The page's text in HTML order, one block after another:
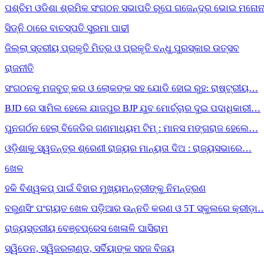
ପଶ୍ଚିମ ଓଡିଶା ଶ୍ରମିକ ସଂଗଠନ ସଭାପତି ରୂପେ ଗଜେନ୍ଦ୍ର ଭୋଇ
ସିଡ୍‌ନି ଠାରେ ବାଚସ୍ପତି ସୁରମା ପାଢୀ
ଜିଲ୍ଲା ସ୍ତରୀୟ ପ୍ରକୃତି ମିତ୍ର ଓ ପ୍ରକୃତି ବନ୍ଧୁ ପୁରସ୍କାର ଉତ୍ସବ
ରାଜନୀତି
ସଂଗଠନକୁ ମଜବୁତ୍ କର ଓ ଲୋକଙ୍କ ସହ ଯୋଡି ହୋଇ ରୁହ: ରାଷ୍ଟ୍ରୀୟ…
BJD ରେ ସାମିଲ ହେଲେ ଯାଜପୁର BJP ଯୁବ ମୋର୍ଚ୍ଚାର ଦୁଇ ପଦାଧିକାରୀ…
ପୁନଗର୍ଠନ ହେଲା ବିଜେଡିର ଗଣମାଧ୍ୟମ ଟିମ୍ : ମାନସ ମଙ୍ଗରାଜ ହେଲେ…
ଓଡ଼ିଶାକୁ ସ୍ୱତନ୍ତ୍ର ଶ୍ରେଣୀ ରାଜ୍ୟର ମାନ୍ୟତା ଦିଅ : ରାଜ୍ୟସଭାରେ…
ଖେଳ
ହକି ବିଶ୍ୱକପ୍ ପାଇଁ ବିହାର ମୁଖ୍ୟମନ୍ତ୍ରୀଙ୍କୁ ନିମନ୍ତ୍ରଣ
ବରୁଣସିଂ ପଂଚାୟତ ଖେଳ ପଡ଼ିଆର ଉନ୍ନତି କରଣ ଓ 5T ସ୍କୁଲରେ
ରାଜ୍ୟସ୍ତରୀୟ ବେଞ୍ଚପ୍ରେସ ଖେଳାଳି ଘାସିରାମ
ସ୍ୱିଡେନ, ସ୍ୱିଜରଲାଣ୍ଡ, ସର୍ବିୟାଙ୍କ ସହଜ ବିଜୟ